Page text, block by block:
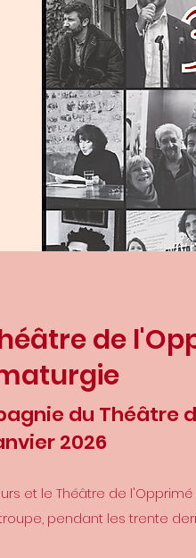
de
du Théâtre
2026
et le Théâtre de
pendant les trente